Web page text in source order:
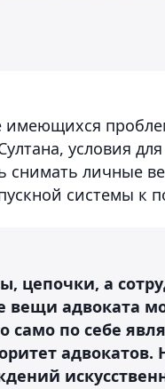
имеющихся
условия
снимать личные
системы к
цепочки, а
адвоката
само по себе